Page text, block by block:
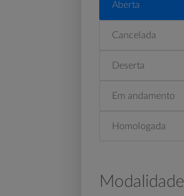
Aberta
Cancelada
Deserta
Em andamento
Homologada
Modalidade